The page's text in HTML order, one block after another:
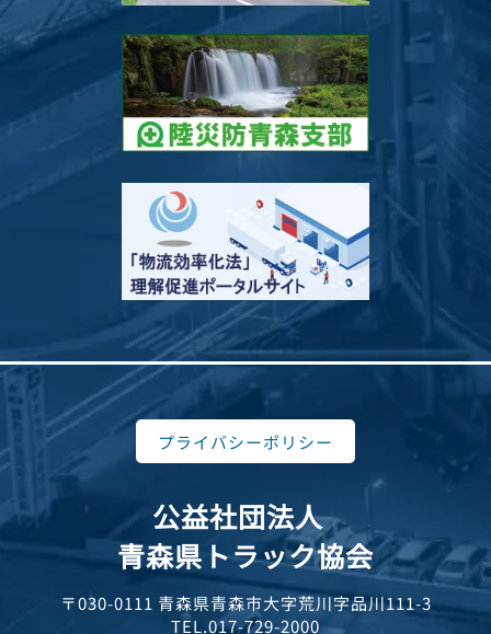
プライバシーポリシー
公益社団法人
青森県トラック協会
〒030-0111 青森県青森市大字荒川字品川111-3
TEL.017-729-2000